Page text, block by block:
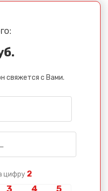
свяжется с Вами.
цифру 2